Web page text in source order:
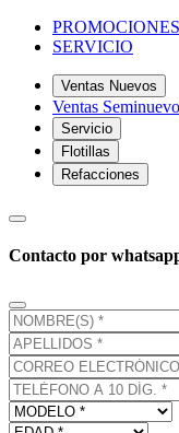
PROMOCIONES
SERVICIO
Ventas Nuevos
Ventas
Servicio
Flotillas
Refacciones
Contacto por